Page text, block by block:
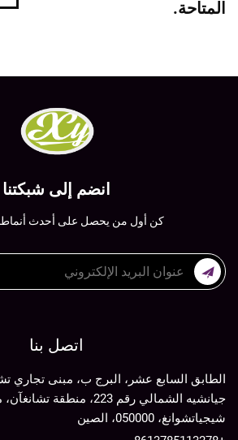
المتاحة.
انضم إلى شبكتنا
كن أول من يحصل على أحدث
اتصل بنا
الطابق السابع عشر، البرج ب، مبنى تجاري
جيانشيه الشمالي رقم 223، منطقة
شيجياتشوانغ، 050000، الصين